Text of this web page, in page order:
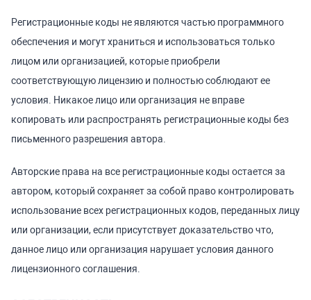
Регистрационные коды не являются частью программного
обеспечения и могут храниться и использоваться только
лицом или организацией, которые приобрели
соответствующую лицензию и полностью соблюдают ее
условия. Никакое лицо или организация не вправе
копировать или распространять регистрационные коды без
письменного разрешения автора.
Авторские права на все регистрационные коды остается за
автором, который сохраняет за собой право контролировать
использование всех регистрационных кодов, переданных лицу
или организации, если присутствует доказательство что,
данное лицо или организация нарушает условия данного
лицензионного соглашения.